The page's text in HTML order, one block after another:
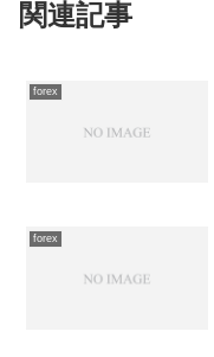
関連記事
forex
forex